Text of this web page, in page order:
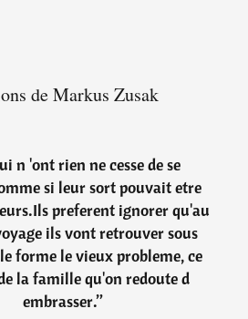
de Markus Zusak
n 'ont rien ne cesse de se
si leur sort pouvait etre
preferent ignorer qu'au
ils vont retrouver sous
forme le vieux probleme, ce
la famille qu'on redoute d
embrasser.”